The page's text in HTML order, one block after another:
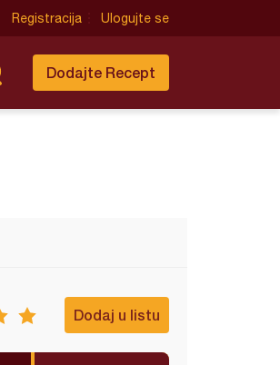
Registracija Ulogujte se
Dodajte Recept
Dodaj u listu